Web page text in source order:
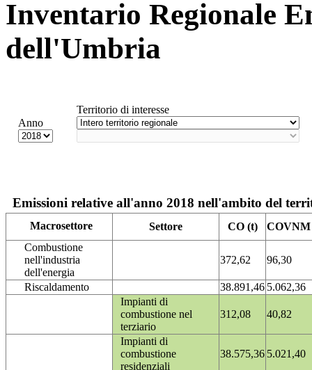
Inventario Regionale
dell'Umbria
Anno
Territorio di interesse
Emissioni relative all'anno 2018 nell'ambito del
Macrosettore Settore CO (t)
COVNM
Combustione
nell'industria
dell'energia
372,62 96,30
Riscaldamento 38.891,46 5.062,36
Impianti di
combustione nel
terziario
312,08 40,82
Impianti di
combustione
residenziali
38.575,36 5.021,40